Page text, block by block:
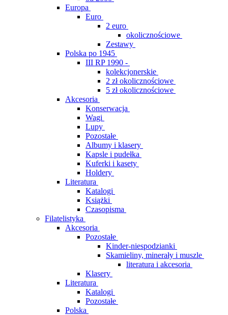
Europa
Euro
2 euro
okolicznościowe
Zestawy
Polska po 1945
III RP 1990 -
kolekcjonerskie
2 zł okolicznościowe
5 zł okolicznościowe
Akcesoria
Konserwacja
Wagi
Lupy
Pozostałe
Albumy i klasery
Kapsle i pudełka
Kuferki i kasety
Holdery
Literatura
Katalogi
Książki
Czasopisma
Filatelistyka
Akcesoria
Pozostałe
Kinder-niespodzianki
Skamieliny, minerały i muszle
literatura i akcesoria
Klasery
Literatura
Katalogi
Pozostałe
Polska